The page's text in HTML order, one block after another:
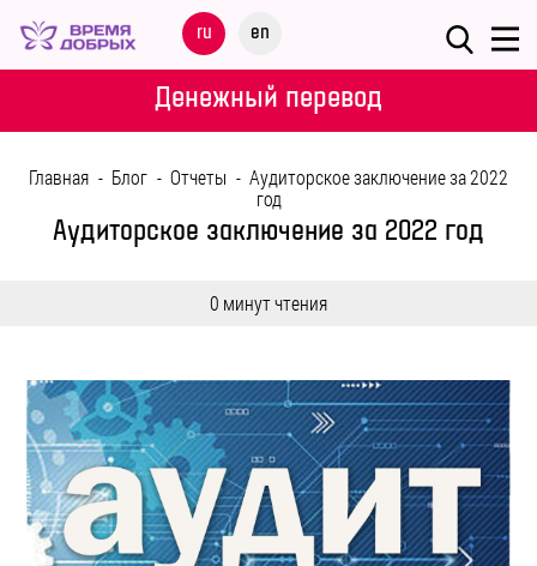
ru en
Меню
НАШИ
ДЕТИ
МЕРОПРИЯТИЯ
ПОМОЩЬ
БЛОГ
Денежный перевод
Главная - Блог - Отчеты - Аудиторское заключение за 2022
год
Аудиторское заключение за 2022 год
0 минут чтения